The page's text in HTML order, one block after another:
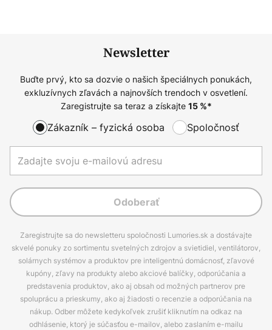
Newsletter
Buďte prvý, kto sa dozvie o našich špeciálnych ponukách,
exkluzívnych zľavách a najnovších trendoch v osvetlení.
Zaregistrujte sa teraz a získajte 15%*
Zákazník – fyzická osoba Spoločnosť
Odoberať
Zaregistrujte sa do newsletteru spoločnosti Lumories.sk a dostávajte
skvelé ponuky zo sortimentu svetelných zdrojov a svietidiel, ventilátorov,
solárnych systémov a produktov pre inteligentnú domácnosť, zľavové
kupóny, zľavy na produkty alebo akciové balíčky, odporúčania a
predstavenia produktov, ako aj obsah od možných partnerov pre
spoluprácu a prieskumy, ako aj žiadosti o recenzie a odporúčania na
nákup. Odber môžete kedykoľvek zrušiť kliknutím na odkaz na
odhlásenie, ktorý je súčasťou e-mailov, alebo zaslaním e-mailu